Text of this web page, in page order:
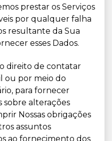
prestar os Serviços
​​por qualquer falha
resultante da Sua
esses Dados.
direito de contatar
ou por meio do
para fornecer
sobre alterações
Nossas obrigações
assuntos
ao fornecimento dos